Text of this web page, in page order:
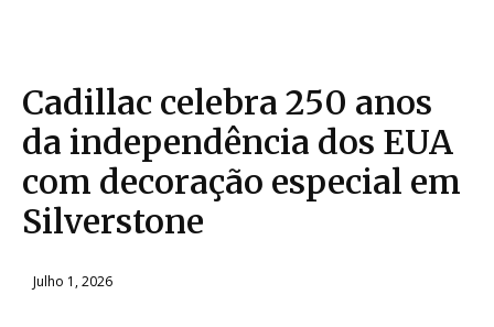
Cadillac celebra 250 anos
da independência dos EUA
com decoração especial em
Silverstone
Julho 1, 2026